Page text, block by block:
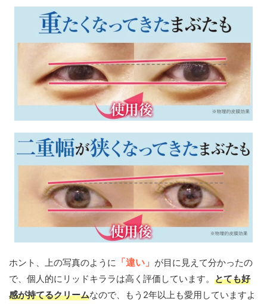
ホント、上の写真のように 「違い」 が目に見えて分かったの
で、個人的にリッドキララは高く評価しています。 とても好
感が持てるクリームなので、もう2年以上も愛用していますよ